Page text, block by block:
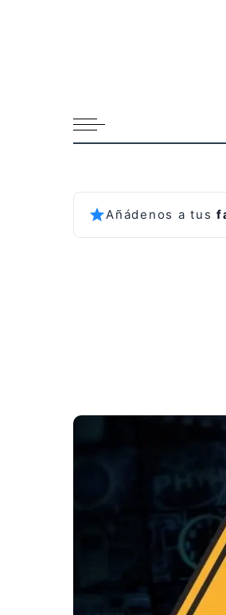
Añádenos a tus